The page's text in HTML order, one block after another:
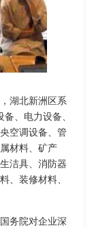
湖北新洲区系
、电力设备、
空调设备、管
材料、矿产
洁具、消防器
、装修材料、
务院对企业深